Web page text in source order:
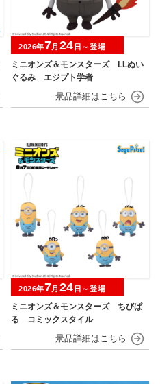
ミニオンズ＆モンスターズ LLぬい
ぐるみ エジプト学者
2026年7月 24 日～登場
ミニオンズ＆モンスターズ ちびぱ
る コミックスタイル
2026年7月 24 日～登場